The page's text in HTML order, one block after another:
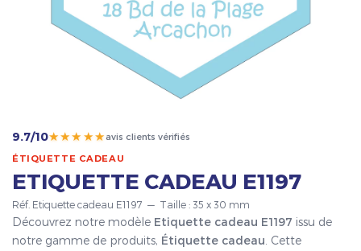
9.7/10★★★★★avis clients vérifiés
ÉTIQUETTE CADEAU
ETIQUETTE CADEAU E1197
Réf. Etiquette cadeau E1197 — Taille : 35 x 30 mm
Découvrez notre modèle Etiquette cadeau E1197 issu de
notre gamme de produits, Étiquette cadeau . Cette